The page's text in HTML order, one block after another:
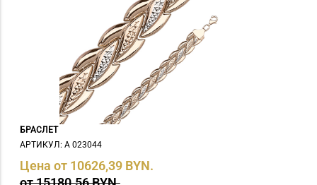
БРАСЛЕТ
АРТИКУЛ: А 023044
Цена от 10626,39 BYN.